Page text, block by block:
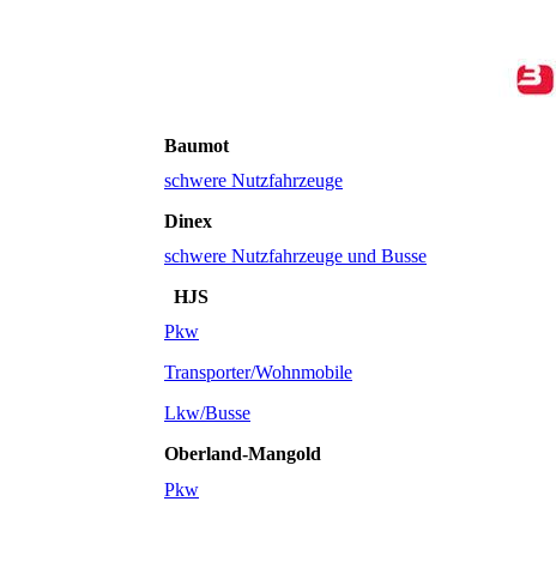
Baumot
schwere Nutzfahrzeuge
Dinex
schwere Nutzfahrzeuge und Busse
HJS
Pkw
Transporter/Wohnmobile
Lkw/Busse
Oberland-Mangold
Pkw